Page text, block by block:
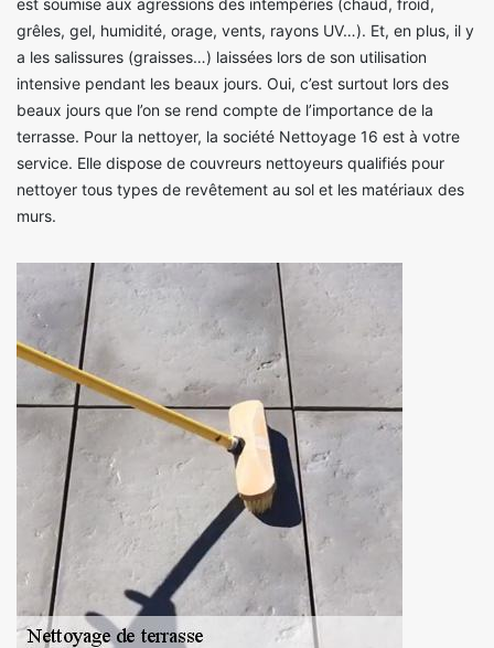
est soumise aux agressions des intempéries (chaud, froid,
grêles, gel, humidité, orage, vents, rayons UV…). Et, en plus, il y
a les salissures (graisses…) laissées lors de son utilisation
intensive pendant les beaux jours. Oui, c’est surtout lors des
beaux jours que l’on se rend compte de l’importance de la
terrasse. Pour la nettoyer, la société Nettoyage 16 est à votre
service. Elle dispose de couvreurs nettoyeurs qualifiés pour
nettoyer tous types de revêtement au sol et les matériaux des
murs.